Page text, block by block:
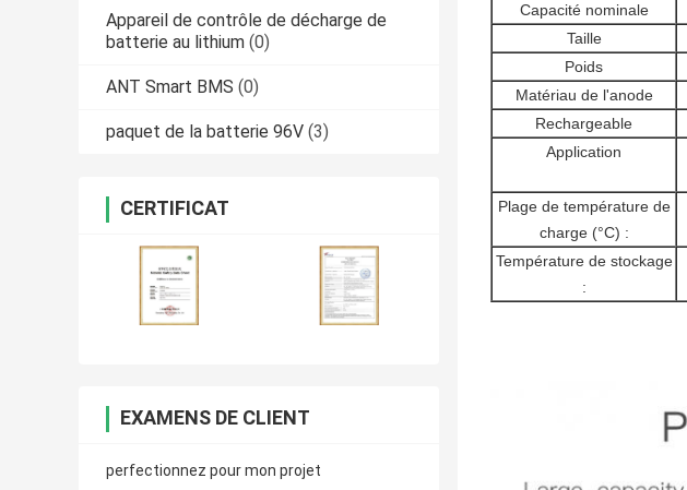
Appareil de contrôle de décharge de
batterie au lithium (0)
ANT Smart BMS (0)
paquet de la batterie 96V (3)
CERTIFICAT
EXAMENS DE CLIENT
perfectionnez pour mon projet
Capacité nominale
Taille
Poids
Matériau de l'anode
Rechargeable
Application
Plage de température de
charge (°C) :
Température de stockage
: